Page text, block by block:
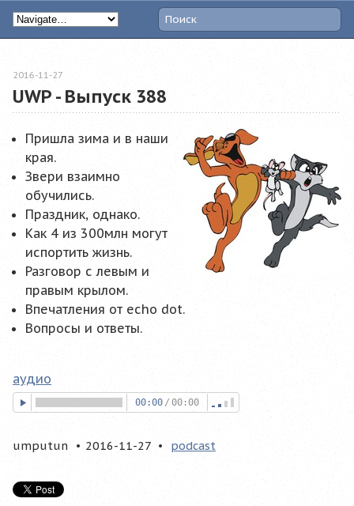
UWP - Выпуск 388
2016-11-27
Пришла зима и в наши
края.
Звери взаимно
обучились.
Праздник, однако.
Как 4 из 300млн могут
испортить жизнь.
Разговор с левым и
правым крылом.
Впечатления от echo dot.
Вопросы и ответы.
аудио
00:00 / 00:00
umputun 2016-11-27 podcast